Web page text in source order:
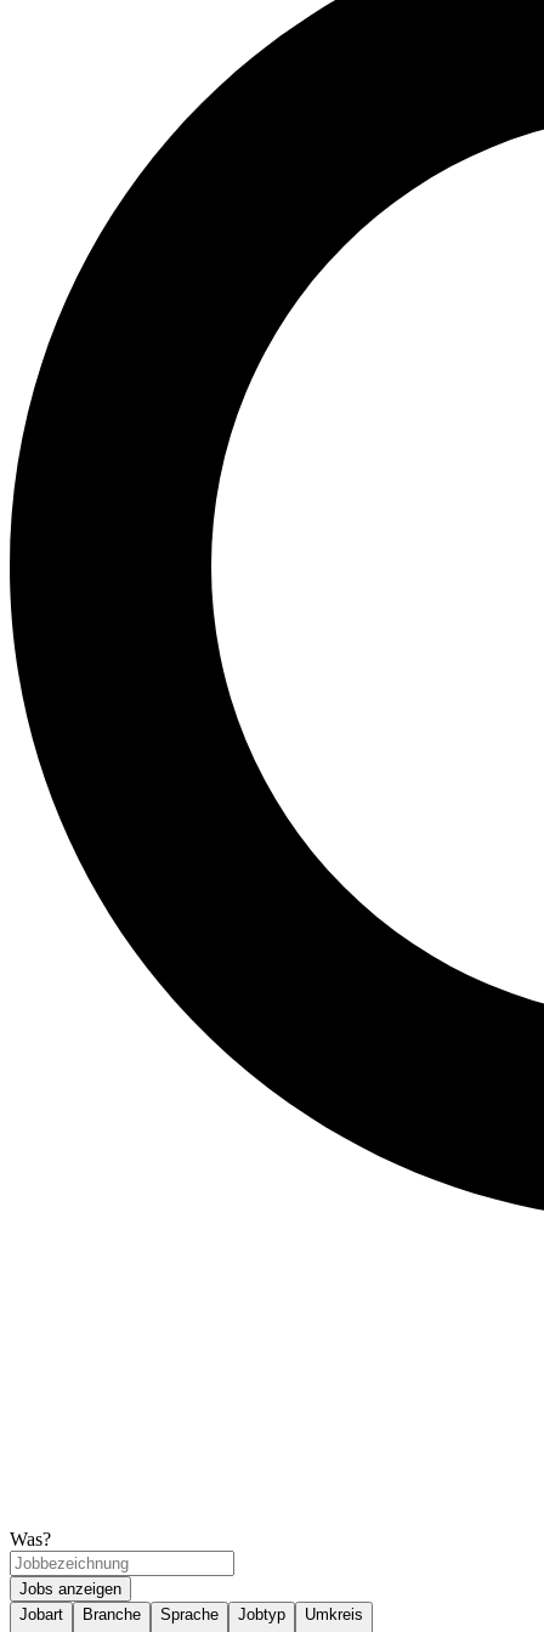
Was?
Jobs anzeigen
Jobart
Branche Sprache Jobtyp Umkreis